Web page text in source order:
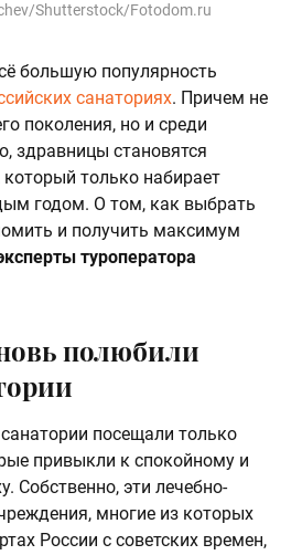
Shutterstock/Fotodom.ru
большую популярность
санаториях. Причем не
поколения, но и среди
здравницы становятся
только набирает
годом. О том, как выбрать
и получить максимум
туроператора
полюбили
посещали только
привыкли к спокойному и
Собственно, эти лечебно-
многие из которых
России с советских времен,